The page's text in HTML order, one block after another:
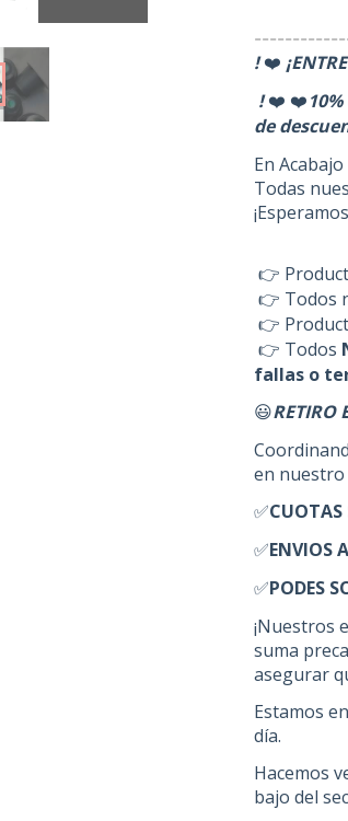
! ❤️
! ❤️ ❤️
de
En
Todas
👉
👉 Todos
👉
👉 Todos
fallas o
😃RETIRO
en nuestro
✅CUOTAS
✅ENVIOS
✅PODES
¡Nuestros
suma
asegurar
Estamos
día.
Hacemos
bajo del